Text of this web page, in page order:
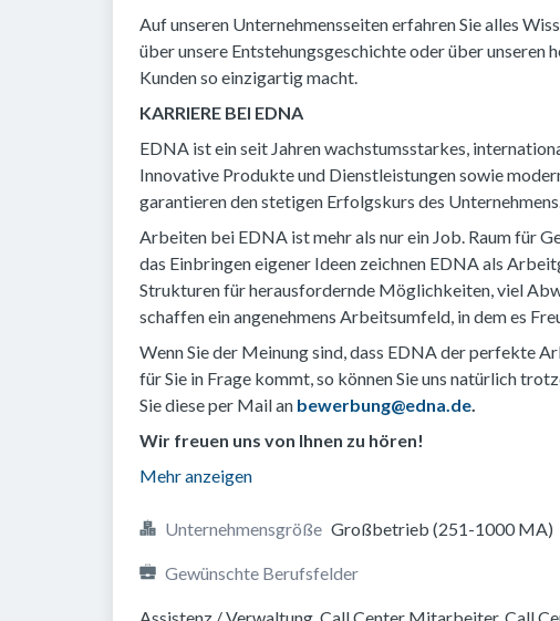
Auf unseren Unternehmensseiten erfahren Sie alles
über unsere Entstehungsgeschichte oder über unseren
Kunden so einzigartig macht.
KARRIERE BEI EDNA
EDNA ist ein seit Jahren wachstumsstarkes,
Innovative Produkte und Dienstleistungen sowie
garantieren den stetigen Erfolgskurs des
Arbeiten bei EDNA ist mehr als nur ein Job. Raum für
das Einbringen eigener Ideen zeichnen EDNA als
Strukturen für herausfordernde Möglichkeiten, viel
schaffen ein angenehmens Arbeitsumfeld, in dem es
Wenn Sie der Meinung sind, dass EDNA der perfekte
für Sie in Frage kommt, so können Sie uns natürlich
Sie diese per Mail an bewerbung@edna.de.
Wir freuen uns von Ihnen zu hören!
Mehr anzeigen
Unternehmensgröße Großbetrieb (251-1000 MA)
Gewünschte Berufsfelder